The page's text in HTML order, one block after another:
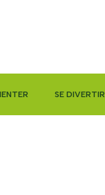
SE DIVERTIR